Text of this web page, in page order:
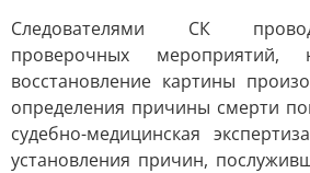
Следователями СК
проверочных мероприятий,
восстановление картины
определения причины смерти
судебно-медицинская
установления причин,